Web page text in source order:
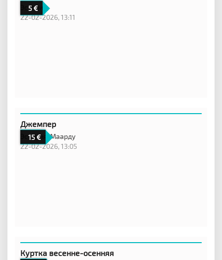
5
Эстония,
22-02-2026, 13:11
15
Джемпер
Эстония,Маарду
22-02-2026, 13:05
Куртка весенне-осенняя